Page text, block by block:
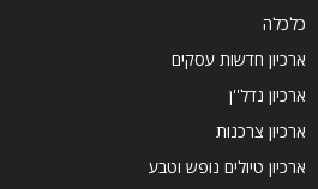
כלכלה
ארכיון חדשות עסקים
ארכיון נדל''ן
ארכיון צרכנות
ארכיון טיולים נופש וטבע